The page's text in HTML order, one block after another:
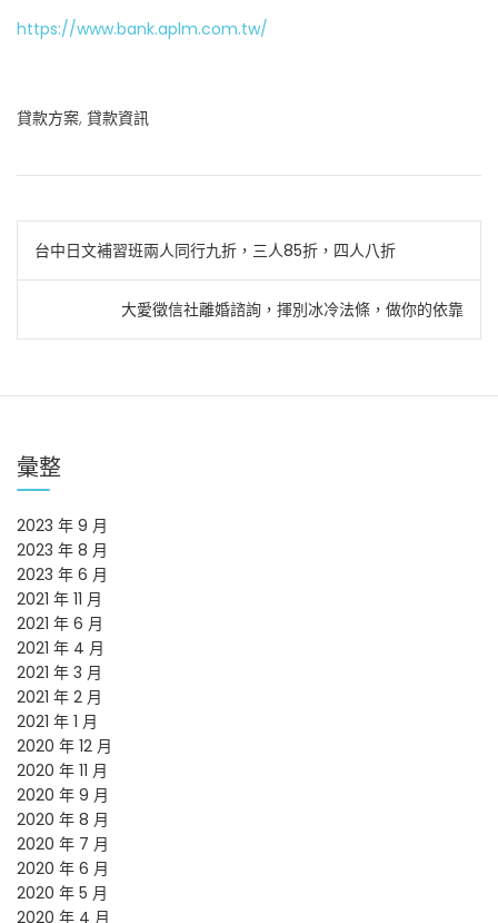
https://www.bank.aplm.com.tw/
貸款方案, 貸款資訊
文
章
導
覽
台中日文補習班兩人同行九折，三人85折，四人八折
大愛徵信社離婚諮詢，揮別冰冷法條，做你的依靠
彙整
2023 年 9 月
2023 年 8 月
2023 年 6 月
2021 年 11 月
2021 年 6 月
2021 年 4 月
2021 年 3 月
2021 年 2 月
2021 年 1 月
2020 年 12 月
2020 年 11 月
2020 年 9 月
2020 年 8 月
2020 年 7 月
2020 年 6 月
2020 年 5 月
2020 年 4 月